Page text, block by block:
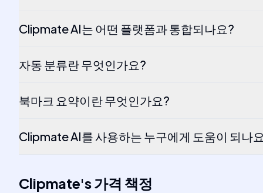
Clipmate AI는 어떤 플랫폼과 통합되나요?
자동 분류란 무엇인가요?
북마크 요약이란 무엇인가요?
Clipmate AI를 사용하는 누구에게 도움이 되나
Clipmate's가격 책정